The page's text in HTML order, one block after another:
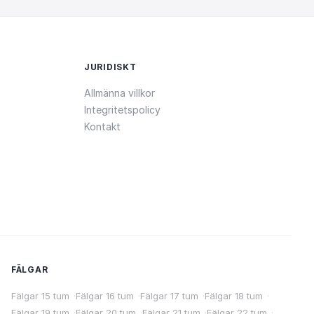
JURIDISKT
Allmänna villkor
Integritetspolicy
Kontakt
FÄLGAR
Fälgar 15 tum ·Fälgar 16 tum ·Fälgar 17 tum ·Fälgar 18 tum ·